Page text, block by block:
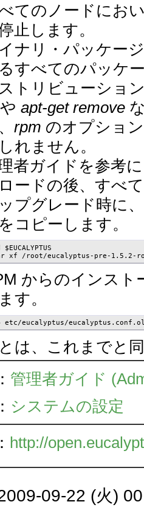
てのノードにお
止します。
ナリ・パッケー
すべてのパッケ
トリビューショ
やapt-get remove
rpm のオプショ
れません。
者ガイドを参考
ードの後、すべ
プグレード時に
コピーします。
$EUCALYPTUS
xf /root/eucalyptus-pre-1.5.2-
からのインスト
す。
etc/eucalyptus/
は、これまでと
管理者ガイド
システムの設定
http://
09-22 (火)